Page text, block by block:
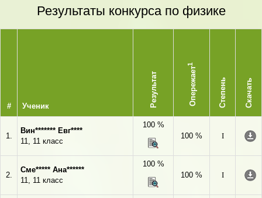
Результаты конкурса по физике
# Ученик Результат Опережает
1
Степень Скачать
1.
Вин******* Евг****
11, 11 класс
100 %
100 %
I
2.
Сме***** Ана******
11, 11 класс
100 %
100 %
I